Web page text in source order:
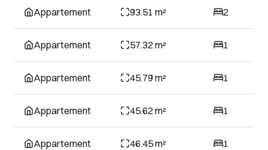
Appartement 93.51 m² 2
Appartement 57.32 m² 1
Appartement 45.79 m² 1
Appartement 45.62 m² 1
Appartement 46.45 m² 1